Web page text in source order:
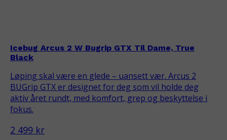
Icebug Arcus 2 W Bugrip GTX Til Dame, True
Black
Løping skal være en glede – uansett vær. Arcus 2
BUGrip GTX er designet for deg som vil holde deg
aktiv året rundt, med komfort, grep og beskyttelse i
fokus.
2 499 kr